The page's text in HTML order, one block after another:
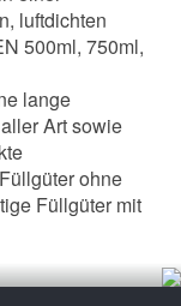
luftdichten
500ml, 750ml,
lange
Art sowie
ohne
Füllgüter mit